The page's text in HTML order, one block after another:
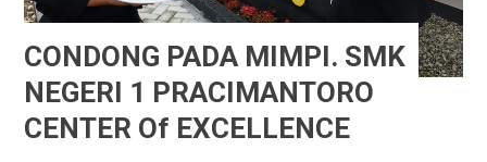
CONDONG PADA MIMPI. SMK
NEGERI 1 PRACIMANTORO
CENTER Of EXCELLENCE